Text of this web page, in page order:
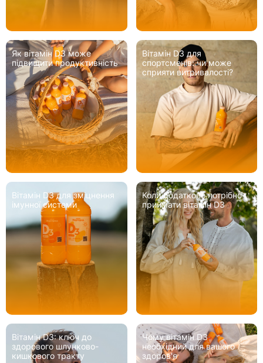
Як вітамін D3 може
підвищити продуктивність
Вітамін D3 для
спортсменів: чи може
сприяти витривалості?
Вітамін D3 для зміцнення
імунної системи
Коли додатково потрібно
приймати вітамін D3
Вітамін D3: ключ до
здорового шлунково-
кишкового тракту
Чому вітамін D3
необхідний для вашого
здоров'я